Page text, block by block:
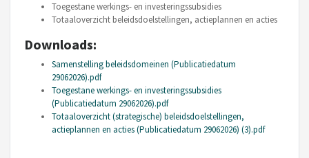
Toegestane werkings- en investeringssubsidies
Totaaloverzicht beleidsdoelstellingen, actieplannen en acties
Downloads:
Samenstelling beleidsdomeinen (Publicatiedatum
29062026).pdf
Toegestane werkings- en investeringssubsidies
(Publicatiedatum 29062026).pdf
Totaaloverzicht (strategische) beleidsdoelstellingen,
actieplannen en acties (Publicatiedatum 29062026) (3).pdf